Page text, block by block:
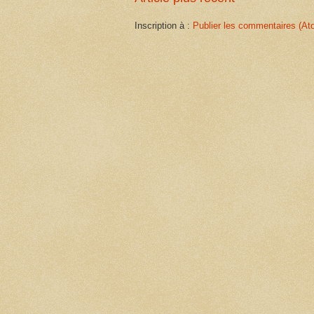
Inscription à : Publier les commentaires